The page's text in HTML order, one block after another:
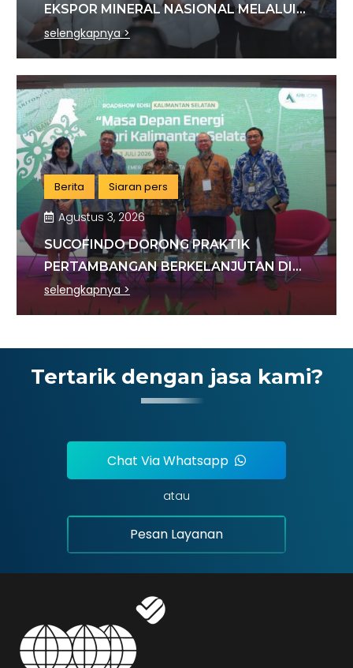
EKSPOR MINERAL NASIONAL MELALUI
SINERGI DENGAN KSP DAN DANANTARA
selengkapnya >
Berita Siaran pers
Agustus 3, 2026
SUCOFINDO DORONG PRAKTIK
PERTAMBANGAN BERKELANJUTAN DI
SEKTOR BATU BARA
selengkapnya >
Tertarik dengan jasa kami?
Chat Via Whatsapp
atau
Pesan Layanan